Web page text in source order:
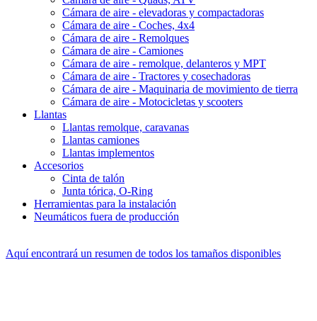
Cámara de aire - elevadoras y compactadoras
Cámara de aire - Coches, 4x4
Cámara de aire - Remolques
Cámara de aire - Camiones
Cámara de aire - remolque, delanteros y MPT
Cámara de aire - Tractores y cosechadoras
Cámara de aire - Maquinaria de movimiento de tierra
Cámara de aire - Motocicletas y scooters
Llantas
Llantas remolque, caravanas
Llantas camiones
Llantas implementos
Accesorios
Cinta de talón
Junta tórica, O-Ring
Herramientas para la instalación
Neumáticos fuera de producción
Aquí encontrará un resumen de todos los tamaños disponibles